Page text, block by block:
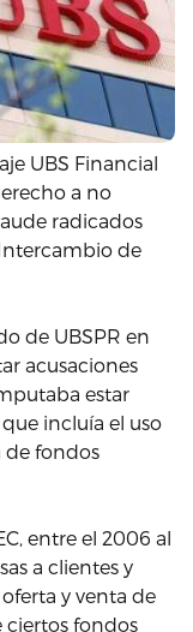
UBS Financial
a no
radicados
de
de UBSPR en
acusaciones
estar
incluía el uso
de fondos
entre el 2006 al
a clientes y
y venta de
fondos